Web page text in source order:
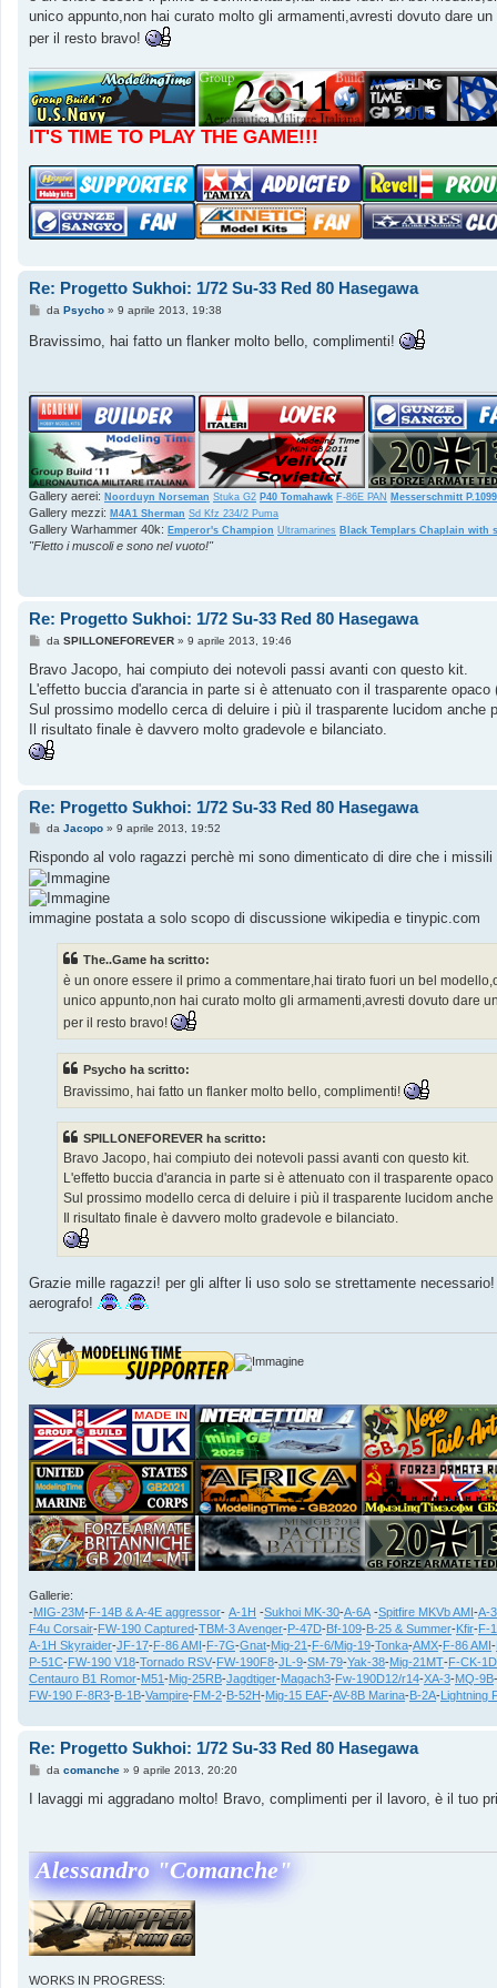
s
a
g
o
unico appunto,non hai curato molto gli armamenti,avresti dovuto dare
per il resto bravo!
IT'S TIME TO PLAY THE GAME!!!
Re: Progetto Sukhoi: 1/72 Su-33 Red 80 Hasegawa
M
s
i
o
da Psycho» 9 aprile 2013, 19:38
Bravissimo, hai fatto un flanker molto bello, complimenti!
Gallery aerei: Noorduyn Norseman Stuka G2 P40 Tomahawk F-86E PAN Messerschmitt
Gallery mezzi: M4A1 Sherman Sd Kfz 234/2 Puma
Gallery Warhammer 40k: Emperor's Champion Ultramarines Black Templars Chaplain with
"Fletto i muscoli e sono nel vuoto!"
Re: Progetto Sukhoi: 1/72 Su-33 Red 80 Hasegawa
M
s
a
g
i
o
da SPILLONEFOREVER» 9 aprile 2013, 19:46
Bravo Jacopo, hai compiuto dei notevoli passi avanti con questo kit.
L'effetto buccia d'arancia in parte si è attenuato con il trasparente
Sul prossimo modello cerca di deluire i più il trasparente lucidom anche
Il risultato finale è davvero molto gradevole e bilanciato.
Re: Progetto Sukhoi: 1/72 Su-33 Red 80 Hasegawa
M
s
s
a
g
g
i
da Jacopo» 9 aprile 2013, 19:52
Rispondo al volo ragazzi perchè mi sono dimenticato di dire che i
immagine postata a solo scopo di discussione wikipedia e tinypic.com
The..Game ha scritto:
è un onore essere il primo a commentare,hai tirato fuori un bel
unico appunto,non hai curato molto gli armamenti,avresti dovuto dare
per il resto bravo!
Psycho ha scritto:
Bravissimo, hai fatto un flanker molto bello, complimenti!
SPILLONEFOREVER ha scritto:
Bravo Jacopo, hai compiuto dei notevoli passi avanti con questo kit.
L'effetto buccia d'arancia in parte si è attenuato con il trasparente
Sul prossimo modello cerca di deluire i più il trasparente lucidom
Il risultato finale è davvero molto gradevole e bilanciato.
Grazie mille ragazzi! per gli alfter li uso solo se strettamente necessario!
aerografo!
Gallerie:
-MIG-23M-F-14B & A-4E aggressor- A-1H -Sukhoi MK-30-A-6A -Spitfire MKVb AMI -A-
F4u Corsair-FW-190 Captured-TBM-3 Avenger-P-47D-Bf-109-B-25 & Summer-Kfir-F-
A-1H Skyraider-JF-17-F-86 AMI -F-7G-Gnat-Mig-21 -F-6/Mig-19-Tonka-AMX-F-86 AMI -
P-51C-FW-190 V18-Tornado RSV-FW-190F8-JL-9-SM-79-Yak-38-Mig-21MT-F-CK-1D
Centauro B1 Romor-M51 -Mig-25RB-Jagdtiger-Magach3-Fw-190D12/r14-XA-3-MQ-9B-
FW-190 F-8R3-B-1B-Vampire-FM-2-B-52H-Mig-15 EAF-AV-8B Marina-B-2A- Lightning
Re: Progetto Sukhoi: 1/72 Su-33 Red 80 Hasegawa
M
s
i
o
da comanche» 9 aprile 2013, 20:20
I lavaggi mi aggradano molto! Bravo, complimenti per il lavoro, è il tuo
Alessandro "Comanche"
WORKS IN PROGRESS: